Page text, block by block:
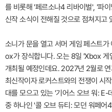
를 비롯해 '페르소나4 리바이벌', '파
신작 소식이 전해질 것으로 점쳐지고
소니가 문을 열고 서머 게임 페스트
ox가 장식합니다. 오는 8일 'Xbox
개최될 예정인데요. 2027년 2월로
최신작이자 로커스트와의 전쟁이 시
대를 모으고 있는 '기어스 오브 워: E-
중 하나인 '콜 오브 듀티: 모던 워페어